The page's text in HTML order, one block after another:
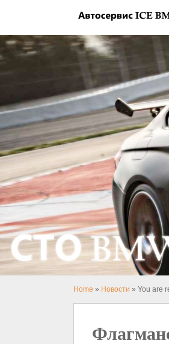
Home » Новости » You are